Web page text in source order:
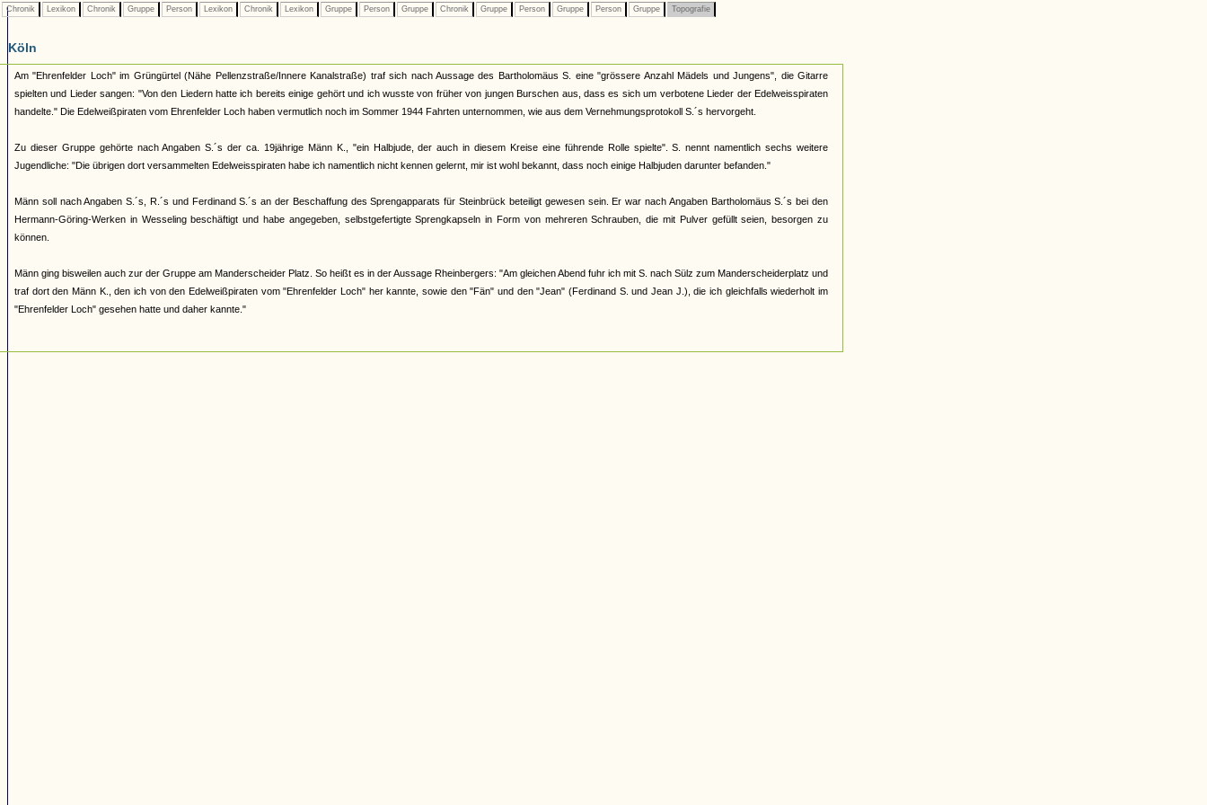
Chronik Lexikon Chronik Gruppe Person Lexikon Chronik Lexikon Gruppe Person Gruppe Chronik Gruppe Person Gruppe Person Gruppe Topografie
Köln
Am "Ehrenfelder Loch" im Grüngürtel (Nähe Pellenzstraße/Innere Kanalstraße) traf sich nach Aussage des Bartholomäus S. eine "grössere Anzahl Mädels und Jungens", die Gitarre
spielten und Lieder sangen: "Von den Liedern hatte ich bereits einige gehört und ich wusste von früher von jungen Burschen aus, dass es sich um verbotene Lieder der Edelweisspiraten
handelte." Die Edelweißpiraten vom Ehrenfelder Loch haben vermutlich noch im Sommer 1944 Fahrten unternommen, wie aus dem Vernehmungsprotokoll S.´s hervorgeht.
Zu dieser Gruppe gehörte nach Angaben S.´s der ca. 19jährige Männ K., "ein Halbjude, der auch in diesem Kreise eine führende Rolle spielte". S. nennt namentlich sechs weitere
Jugendliche: "Die übrigen dort versammelten Edelweisspiraten habe ich namentlich nicht kennen gelernt, mir ist wohl bekannt, dass noch einige Halbjuden darunter befanden."
Männ soll nach Angaben S.´s, R.´s und Ferdinand S.´s an der Beschaffung des Sprengapparats für Steinbrück beteiligt gewesen sein. Er war nach Angaben Bartholomäus S.´s bei den
Hermann-Göring-Werken in Wesseling beschäftigt und habe angegeben, selbstgefertigte Sprengkapseln in Form von mehreren Schrauben, die mit Pulver gefüllt seien, besorgen zu
können.
Männ ging bisweilen auch zur der Gruppe am Manderscheider Platz. So heißt es in der Aussage Rheinbergers: "Am gleichen Abend fuhr ich mit S. nach Sülz zum Manderscheiderplatz und
traf dort den Männ K., den ich von den Edelweißpiraten vom "Ehrenfelder Loch" her kannte, sowie den "Fän" und den "Jean" (Ferdinand S. und Jean J.), die ich gleichfalls wiederholt im
"Ehrenfelder Loch" gesehen hatte und daher kannte."